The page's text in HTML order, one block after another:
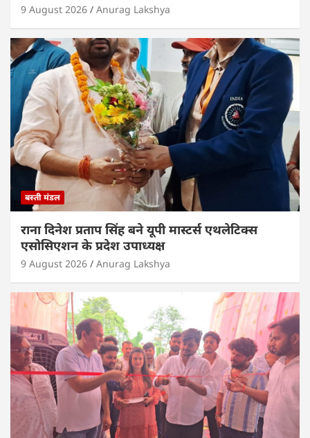
9 August 2026 Anurag Lakshya
बस्ती मंडल
राना दिनेश प्रताप सिंह बने यूपी मास्टर्स एथलेटिक्स
एसोसिएशन के प्रदेश उपाध्यक्ष
9 August 2026 Anurag Lakshya